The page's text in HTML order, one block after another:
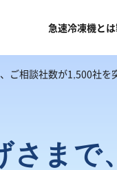
急速冷凍機とは
ご相談社数が1,500社を
さまで